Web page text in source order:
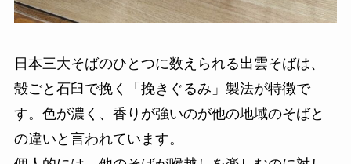
日本三大そばのひとつに数えられる出雲そばは、
殻ごと石臼で挽く「挽きぐるみ」製法が特徴で
す。色が濃く、香りが強いのが他の地域のそばと
の違いと言われています。